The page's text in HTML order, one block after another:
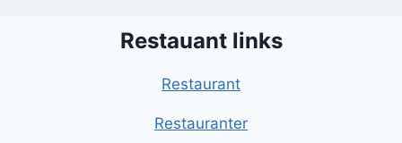
Restauant links
Restaurant
Restauranter